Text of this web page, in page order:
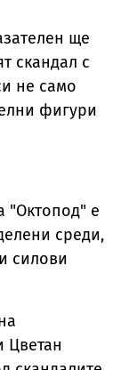
ще
скандал с
не само
фигури
"Октопод" е
среди,
силови
Цветан